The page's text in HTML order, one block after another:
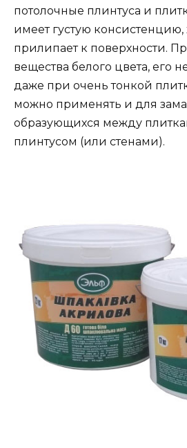
потолочные плинтуса и
имеет густую
прилипает к поверхности.
вещества белого цвета, его
даже при очень тонкой
можно применять и для
образующихся между
плинтусом (или стенами).